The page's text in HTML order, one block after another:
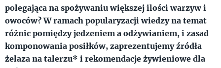
polegająca na spożywaniu większej ilości warzyw i
owoców?W ramach popularyzacji wiedzy na temat
różnic pomiędzy jedzeniem a odżywianiem, i zasad
komponowania posiłków, zaprezentujemy źródła
żelaza na talerzu* i rekomendacje żywieniowe dla